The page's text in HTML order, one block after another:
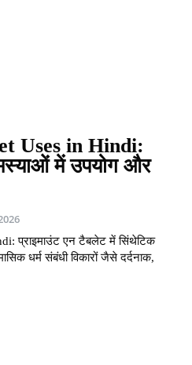
Uses in Hindi:
में उपयोग और
प्राइमाउंट एन टैबलेट में सिंथेटिक
धर्म संबंधी विकारों जैसे दर्दनाक,